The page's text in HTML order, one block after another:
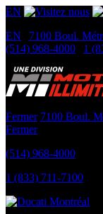
EN
EN
7100 Boul.
(514) 968-4000
1
Fermer 7100 Boul.
Fermer
(514) 968-4000
1 (833) 711-7100